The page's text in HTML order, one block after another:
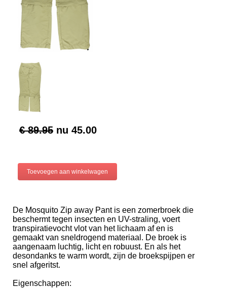
€ 89.95 nu 45.00
De Mosquito Zip away Pant is een zomerbroek die
beschermt tegen insecten en UV-straling, voert
transpiratievocht vlot van het lichaam af en is
gemaakt van sneldrogend materiaal. De broek is
aangenaam luchtig, licht en robuust. En als het
desondanks te warm wordt, zijn de broekspijpen er
snel afgeritst.
Eigenschappen: